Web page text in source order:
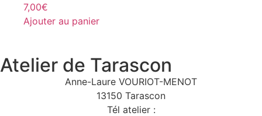
7,00€
Ajouter au panier
Atelier de Tarascon
Anne-Laure VOURIOT-MENOT
13150 Tarascon
Tél atelier :